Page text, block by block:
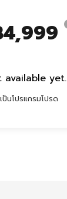
yet.
ป็นโปรแกรมโปรด